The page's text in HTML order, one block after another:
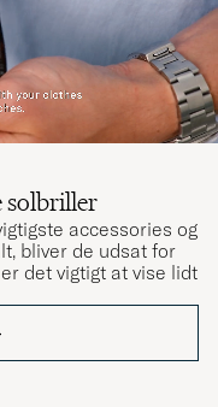
solbriller
accessories og
bliver de udsat for
det vigtigt at vise lidt